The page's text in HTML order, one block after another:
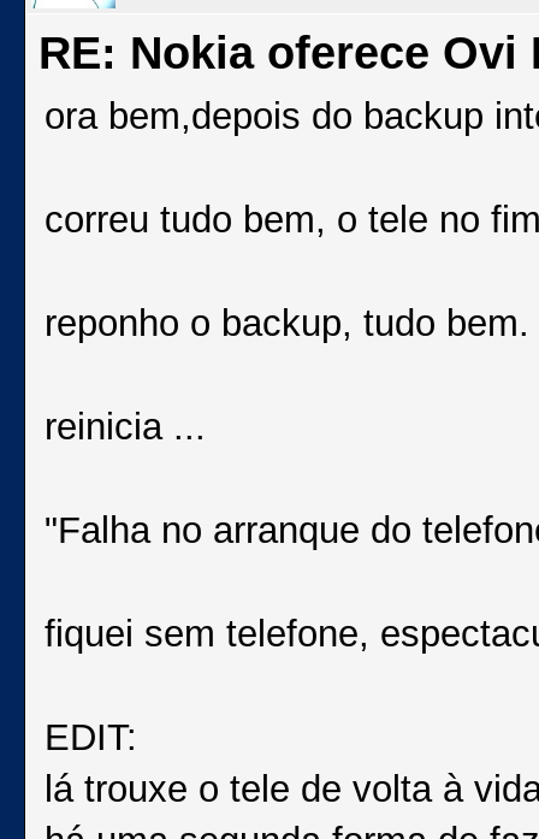
RE: Nokia oferece Ovi
ora bem,depois do backup
correu tudo bem, o tele no
reponho o backup, tudo bem.
reinicia ...
"Falha no arranque do
fiquei sem telefone,
EDIT:
lá trouxe o tele de volta à